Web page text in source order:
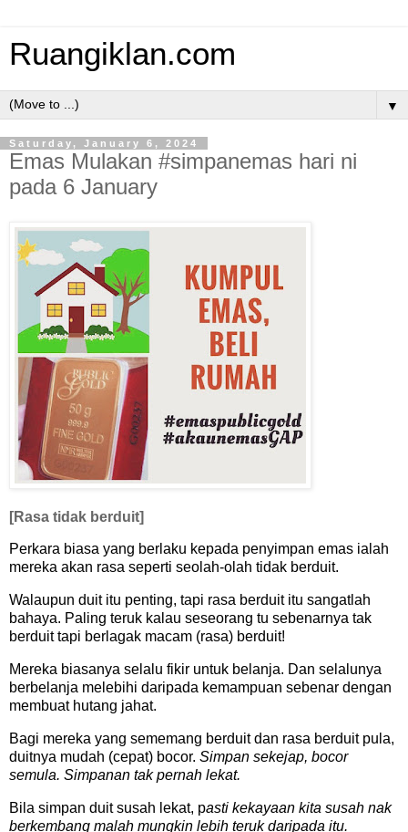
Ruangiklan.com
▼
Saturday, January 6, 2024
Emas Mulakan #simpanemas hari ni
pada 6 January
[Rasa tidak berduit]
Perkara biasa yang berlaku kepada penyimpan emas ialah
mereka akan rasa seperti seolah-olah tidak berduit.
Walaupun duit itu penting, tapi rasa berduit itu sangatlah
bahaya. Paling teruk kalau seseorang tu sebenarnya tak
berduit tapi berlagak macam (rasa) berduit!
Mereka biasanya selalu fikir untuk belanja. Dan selalunya
berbelanja melebihi daripada kemampuan sebenar dengan
membuat hutang jahat.
Bagi mereka yang sememang berduit dan rasa berduit pula,
duitnya mudah (cepat) bocor. Simpan sekejap, bocor
semula. Simpanan tak pernah lekat.
Bila simpan duit susah lekat, pasti kekayaan kita susah nak
berkembang malah mungkin lebih teruk daripada itu.